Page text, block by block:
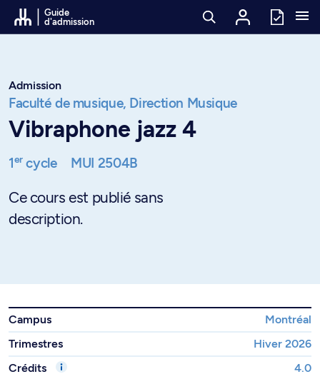
Passer au contenu
Guide
d'admission
Admission
Faculté de musique, Direction Musique
Vibraphone jazz 4
1ercycle MUI 2504B
Ce cours est publié sans
description.
Campus
Montréal
Trimestres
Hiver 2026
Crédits
4.0